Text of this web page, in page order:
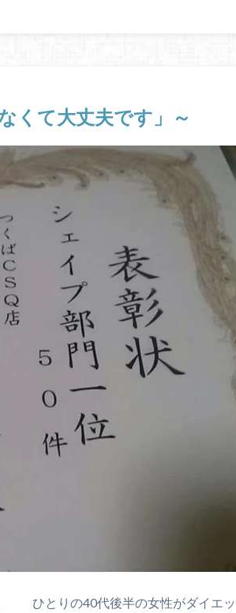
くて大丈夫です」～
ひとりの40代後半の女性がダイエッ